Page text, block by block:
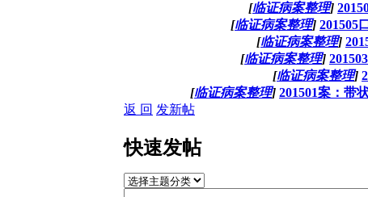
[临证病案整理]
[临证病案整理] 201505
[临证病案整理]
[临证病案整理]
[临证病案整理]
[临证病案整理] 201501案：带
返 回 发新帖
快速发帖